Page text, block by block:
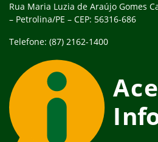
Rua Maria Luzia de Araújo Gomes
– Petrolina/PE – CEP: 56316-686
Telefone: (87) 2162-1400